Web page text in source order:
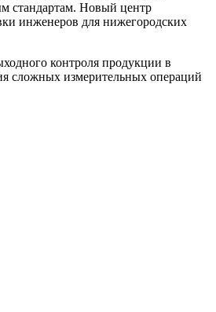
стандартам. Новый центр
инженеров для нижегородских
контроля продукции в
сложных измерительных операций